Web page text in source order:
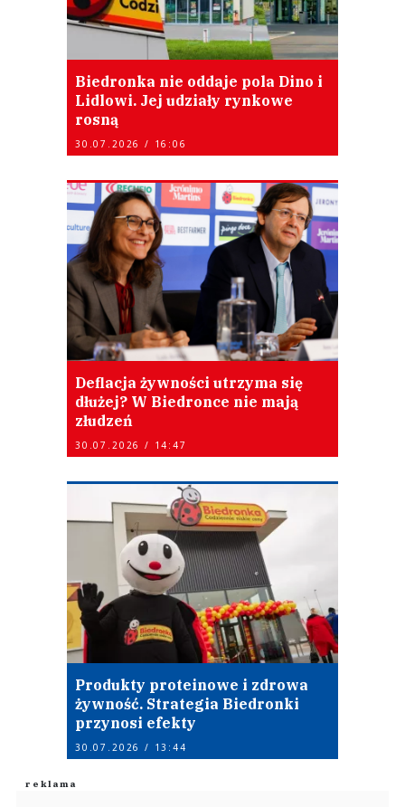
Biedronka nie oddaje pola Dino i
Lidlowi. Jej udziały rynkowe
rosną
30.07.2026 / 16:06
Deflacja żywności utrzyma się
dłużej? W Biedronce nie mają
złudzeń
30.07.2026 / 14:47
Produkty proteinowe i zdrowa
żywność. Strategia Biedronki
przynosi efekty
30.07.2026 / 13:44